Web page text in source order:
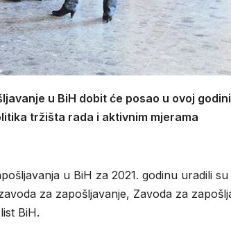
u BiH dobit će posao u ovoj
tržišta rada i aktivnim mjerama
u BiH za 2021. godinu uradili su
za zapošljavanje, Zavoda za
BiH.